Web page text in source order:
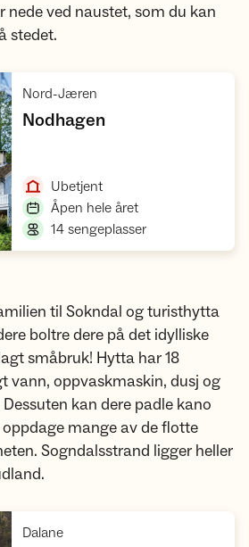
nede ved naustet, som du kan
stedet.
Nord-Jæren
Nodhagen,
Ubetjent,
Åpen hele året,
14 sengeplasser,
til Sokndal og turisthytta
boltre dere på det idylliske
småbruk! Hytta har 18
vann, oppvaskmaskin, dusj og
kan dere padle kano
mange av de flotte
Sogndalsstrand ligger heller
Dalane,